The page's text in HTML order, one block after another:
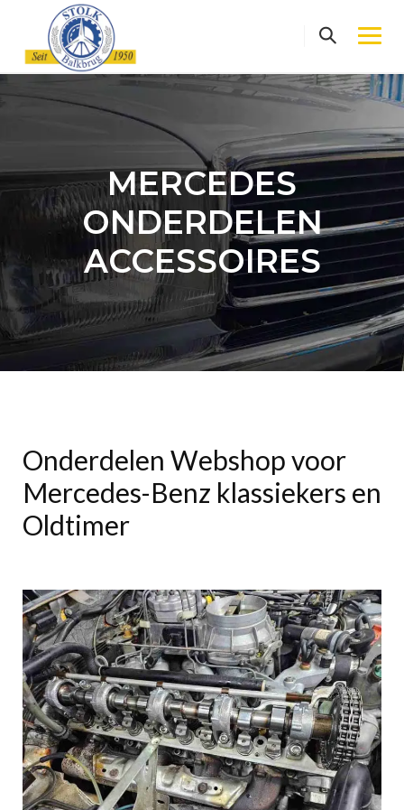
content
MERCEDES
ONDERDELEN
ACCESSOIRES
Onderdelen Webshop voor
Mercedes-Benz klassiekers en
Oldtimer